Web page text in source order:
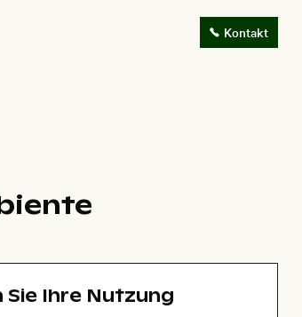
Kontakt
springen
Sie Ihre Nutzung